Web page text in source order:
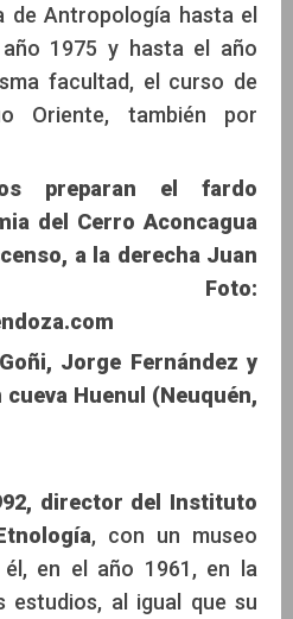
de Antropología hasta el
1975 y hasta el año
facultad, el curso de
Oriente, también por
preparan el fardo
del Cerro Aconcagua
a la derecha Juan
Foto:
Jorge Fernández y
Huenul (Neuquén,
director del Instituto
, con un museo
en el año 1961, en la
estudios, al igual que su